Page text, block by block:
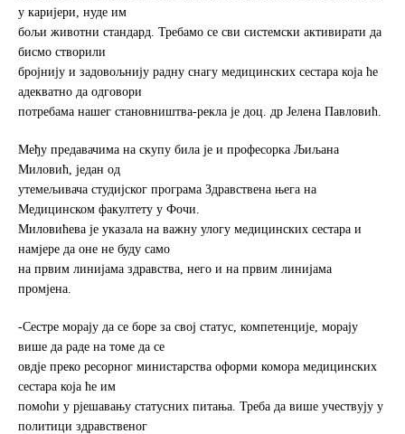
у каријери, нуде им
бољи животни стандард. Требамо се сви системски активирати да
бисмо створили
бројнију и задовољнију радну снагу медицинских сестара која ће
адекватно да одговори
потребама нашег становништва-рекла је доц. др Јелена Павловић.
Међу предавачима на скупу била је и професорка Љиљана
Миловић, један од
утемељивача студијског програма Здравствена њега на
Медицинском факултету у Фочи.
Миловићева је указала на важну улогу медицинских сестара и
намјере да оне не буду само
на првим линијама здравства, него и на првим линијама
промјена.
-Сестре морају да се боре за свој статус, компетенције, морају
више да раде на томе да се
овдје преко ресорног министарства оформи комора медицинских
сестара која ће им
помоћи у рјешавању статусних питања. Треба да више учествују у
политици здравственог